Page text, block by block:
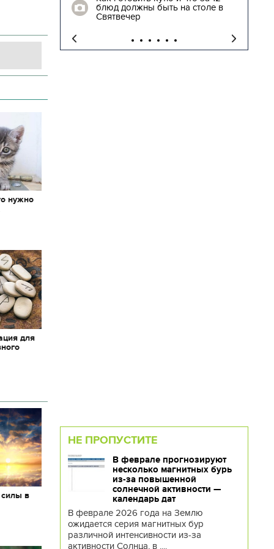
нужно
для
силы в
блюд должны быть на столе в
Святвечер
НЕ ПРОПУСТИТЕ
В феврале прогнозируют
несколько магнитных бурь
из-за повышенной
солнечной активности —
календарь дат
В феврале 2026 года на Землю
ожидается серия магнитных бур
различной интенсивности из-за
активности Солнца, в ....